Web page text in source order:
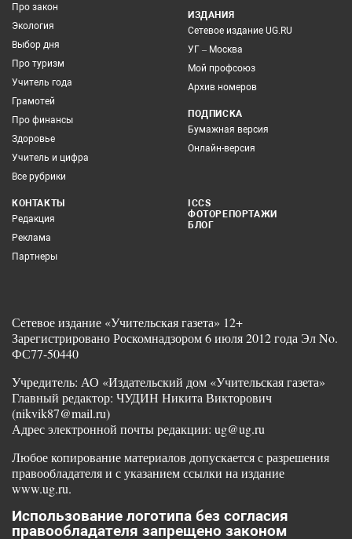
Про закон
Экология
Выбор дня
Про туризм
Учитель года
Грамотей
Про финансы
Здоровье
Учитель и цифра
Все рубрики
ИЗДАНИЯ
Сетевое издание UG.RU
УГ – Москва
Мой профсоюз
Архив номеров
ПОДПИСКА
Бумажная версия
Онлайн-версия
КОНТАКТЫ
Редакция
Реклама
Партнеры
ICCS
ФОТОРЕПОРТАЖИ
БЛОГ
Сетевое издание «Учительская газета» 12+
Зарегистрировано Роскомнадзором 6 июля 2012 года Эл No.
ФС77-50440
Учредитель: АО «Издательский дом «Учительская газета»
Главный редактор: ЧУДИН Никита Викторович
(nikvik87@mail.ru)
Адрес электронной почты редакции: ug@ug.ru
Любое копирование материалов допускается с разрешения
правообладателя и с указанием ссылки на издание
www.ug.ru.
Использование логотипа без согласия
правообладателя запрещено законом